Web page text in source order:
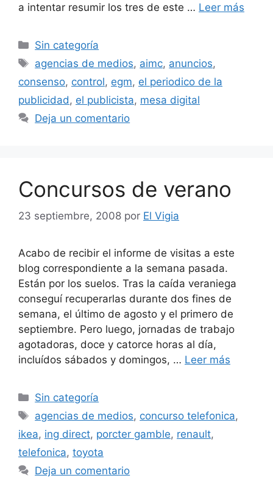
a intentar resumir los tres de este … Leer más
Categorías
Sin categoría
Etiquetas
agencias de medios, aimc, anuncios,
consenso, control, egm, el periodico de la
publicidad , el publicista, mesa digital
Deja un comentario
Concursos de verano
23 septiembre, 2008 por El Vigia
Acabo de recibir el informe de visitas a este
blog correspondiente a la semana pasada.
Están por los suelos. Tras la caída veraniega
conseguí recuperarlas durante dos fines de
semana, el último de agosto y el primero de
septiembre. Pero luego, jornadas de trabajo
agotadoras, doce y catorce horas al día,
incluídos sábados y domingos, … Leer más
Categorías
Sin categoría
Etiquetas
agencias de medios, concurso telefonica,
ikea, ing direct, porcter gamble, renault,
telefonica, toyota
Deja un comentario